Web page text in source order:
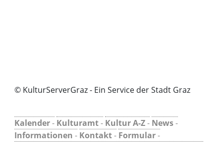
© KulturServerGraz - Ein Service der Stadt Graz
Kalender- Kulturamt- Kultur A-Z- News-
Informationen - Kontakt- Formular-